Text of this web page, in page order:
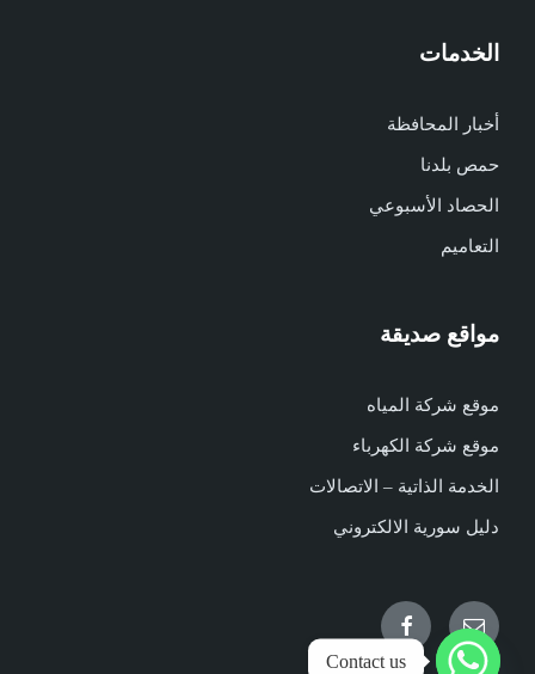
الخدمات
أخبار المحافظة
حمص بلدنا
الحصاد الأسبوعي
التعاميم
مواقع صديقة
موقع شركة المياه
موقع شركة الكهرباء
الخدمة الذاتية – الاتصالات
دليل سورية الالكتروني
Email
Facebook
Contact us